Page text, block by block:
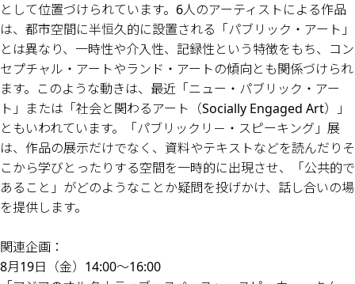
として位置づけられています。6人のアーティストによる作品
は、都市空間に半恒久的に設置される「パブリック・アート」
とは異なり、一時性や介入性、記録性という特徴をもち、コン
セプチャル・アートやランド・アートの傾向とも関係づけられ
ます。このような動きは、最近「ニュー・パブリック・アー
ト」または「社会と関わるアート（Socially Engaged Art）」
ともいわれています。「パブリックリ－・スピーキング」展
は、作品の展示だけでなく、資料やテキストなどを読んだりそ
こから学びとったりする空間を一時的に出現させ、「公共的で
あること」がどのようなことか疑問を投げかけ、話し合いの場
を提供します。
関連企画：
8月19日（金）14:00〜16:00